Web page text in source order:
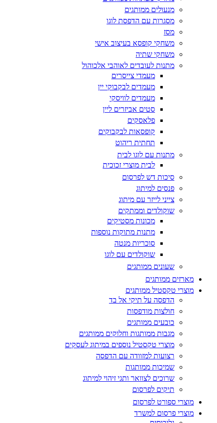
מנעולים ממותגים
מסגרות עם הדפסת לוגו
מסז
משחקי קופסא בעיצוב אישי
משחקי שתיה
מתנות לעובדים לאוהבי אלכוהול
מעמדי צייסרים
מעמדים לבקבוקי יין
מעמדים לוויסקי
סטים אביזרים ליין
פלאסקים
קופסאות לבקבוקים
תחתית ריהוט
מתנות עם לוגו לבית
לבית מוצרי זכוכית
סיכות דש לפרסום
פנסים למיתוג
צייני לייזר עם מיתוג
שוקולדים וממתקים
מכונות מסטיקים
מתנות מתוקות נוספות
סוכריות מנטה
שוקולדים עם לוגו
שעונים ממותגים
מארזים ממותגים
מוצרי טקסטיל ממותגים
הדפסה על תיקי אל בד
חולצות מודפסות
כובעים ממותגים
מגבות ממותגות וחלוקים ממותגים
מוצרי טקסטיל נוספים במיתוג לעסקים
רצועות למזוודה עם הדפסה
שמיכות ממותגות
שרוכים לצוואר ותגי זיהוי למיתוג
תיקים לפרסום
מוצרי ספורט לפרסום
מוצרי פרסום למשרד